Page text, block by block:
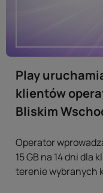
Play
klientów
Bliskim
Operator
15 GB na 14 dni dla
terenie wybranych